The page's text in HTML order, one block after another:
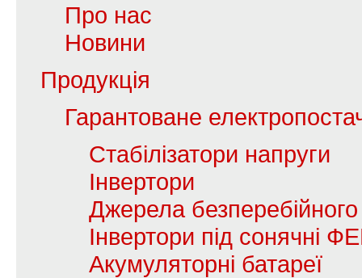
Про нас
Новини
Продукція
Гарантоване
Стабілізатори напруги
Інвертори
Джерела
Інвертори під сонячні
Акумуляторні батареї